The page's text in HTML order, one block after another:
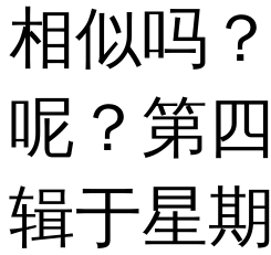
相似吗
呢？第
辑于星